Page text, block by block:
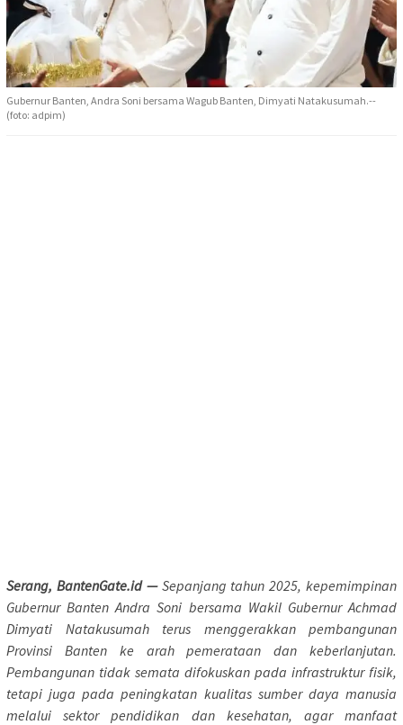
Gubernur Banten, Andra Soni bersama Wagub Banten, Dimyati Natakusumah.--
(foto: adpim)
Serang, BantenGate.id —Sepanjang tahun 2025, kepemimpinan
Gubernur Banten Andra Soni bersama Wakil Gubernur Achmad
Dimyati Natakusumah terus menggerakkan pembangunan
Provinsi Banten ke arah pemerataan dan keberlanjutan.
Pembangunan tidak semata difokuskan pada infrastruktur fisik,
tetapi juga pada peningkatan kualitas sumber daya manusia
melalui sektor pendidikan dan kesehatan, agar manfaat